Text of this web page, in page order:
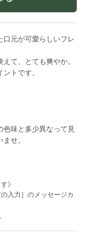
口元が可愛らしいフレ
て、とても爽やか。
トです。
色味と多少異なって見
せ。
》
入力］のメッセージカ